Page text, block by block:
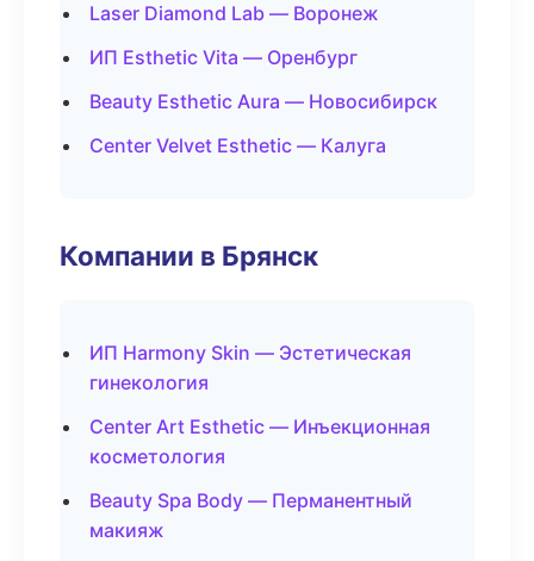
Laser Diamond Lab — Воронеж
ИП Esthetic Vita — Оренбург
Beauty Esthetic Aura — Новосибирск
Center Velvet Esthetic — Калуга
Компании в Брянск
ИП Harmony Skin — Эстетическая
гинекология
Center Art Esthetic — Инъекционная
косметология
Beauty Spa Body — Перманентный
макияж